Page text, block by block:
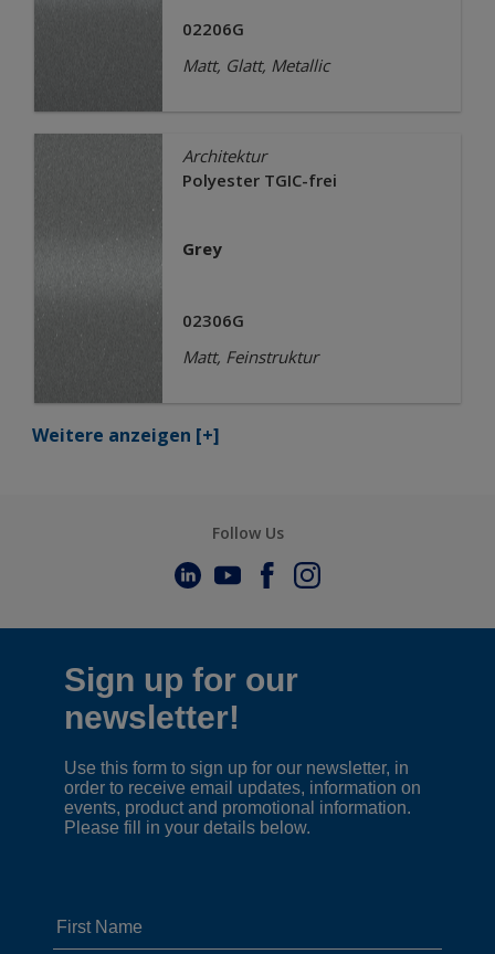
02206G
Matt, Glatt, Metallic
Architektur
Polyester TGIC-frei
Grey
02306G
Matt, Feinstruktur
Weitere anzeigen [+]
Follow Us